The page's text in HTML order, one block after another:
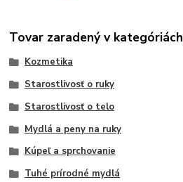
Tovar zaradený v kategóriách
Kozmetika
Starostlivosť o ruky
Starostlivosť o telo
Mydlá a peny na ruky
Kúpeľ a sprchovanie
Tuhé prírodné mydlá